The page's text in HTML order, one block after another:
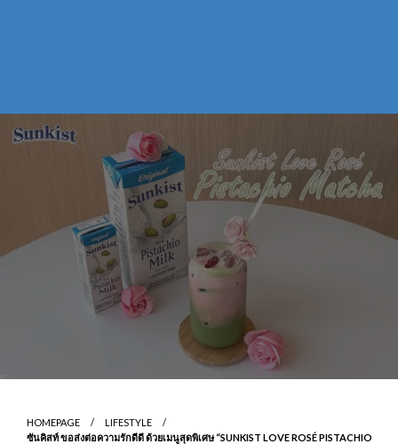
HOMEPAGE
LIFESTYLE
ซันคิสท์ ขอส่งต่อความรักดีดี ด้วยเมนูสุดพิเศษ “SUNKIST LOVE ROSÉ PISTACHIO